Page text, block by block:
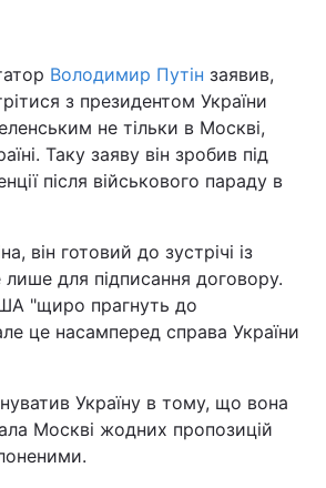
Володимир Путін заявив,
з президентом України
не тільки в Москві,
Таку заяву він зробив під
після військового параду в
він готовий до зустрічі із
для підписання договору.
"щиро прагнуть до
це насамперед справа України
Україну в тому, що вона
Москві жодних пропозицій